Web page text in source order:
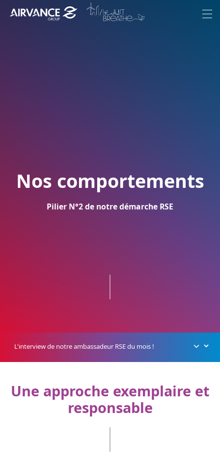
Menu
Nos comportements
Pilier N°2 de notre démarche RSE
Une approche exemplaire et
responsable